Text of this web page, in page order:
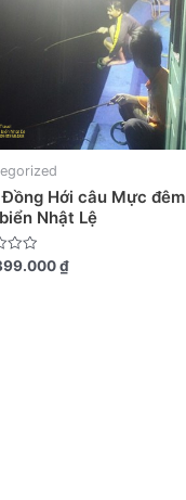
Hới câu Mực đêm
Nhật Lệ
₫